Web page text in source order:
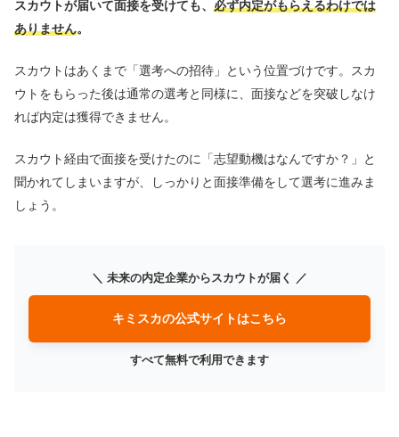
スカウトが届いて面接を受けても、 必ず内定がもらえるわけでは
ありません。
スカウトはあくまで「選考への招待」という位置づけです。スカ
ウトをもらった後は通常の選考と同様に、面接などを突破しなけ
れば内定は獲得できません。
スカウト経由で面接を受けたのに「志望動機はなんですか？」と
聞かれてしまいますが、しっかりと面接準備をして選考に進みま
しょう。
＼ 未来の内定企業からスカウトが届く ／
キミスカの公式サイトはこちら
すべて無料で利用できます